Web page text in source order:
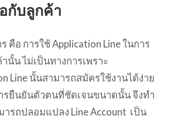
กับลูกค้า
คือ การใช้ Application Line ในการ
นั้น ไม่เป็นทางการเพราะ
Line นั้นสามารถสมัครใช้งานได้ง่าย
รยืนยันตัวตนที่ชัดเจนขนาดนั้น จึงทำ
ารถปลอมแปลง Line Account เป็น